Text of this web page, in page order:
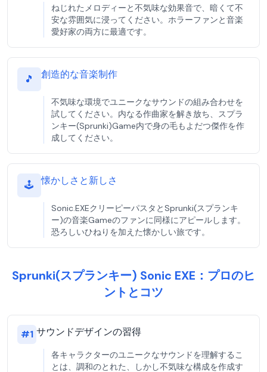
ねじれたメロディーと不気味な効果音で、暗くて不
安な雰囲気に浸ってください。ホラーファンと音楽
愛好家の両方に最適です。
🎵 創造的な音楽制作
不気味な環境でユニークなサウンドの組み合わせを
試してください。内なる作曲家を解き放ち、スプラ
ンキー(Sprunki)Game内で身の毛もよだつ傑作を作
成してください。
🕹️ 懐かしさと新しさ
Sonic.EXEクリーピーパスタとSprunki(スプランキ
ー)の音楽Gameのファンに同様にアピールします。
恐ろしいひねりを加えた懐かしい旅です。
Sprunki(スプランキー) Sonic EXE：プロのヒ
ントとコツ
#1 サウンドデザインの習得
各キャラクターのユニークなサウンドを理解するこ
とは、調和のとれた、しかし不気味な構成を作成す